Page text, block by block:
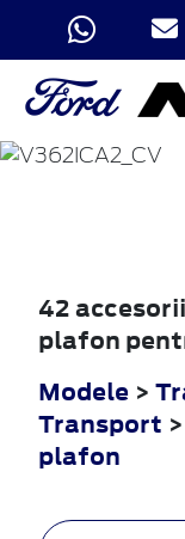
42
plafon
Modele >
Transport >
plafon